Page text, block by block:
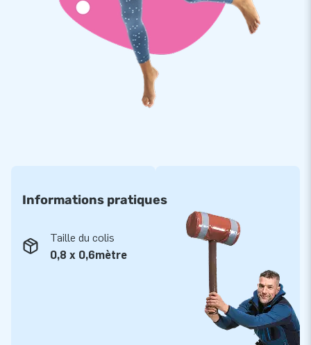
Informations pratiques
Taille du colis
0,8 x 0,6mètre